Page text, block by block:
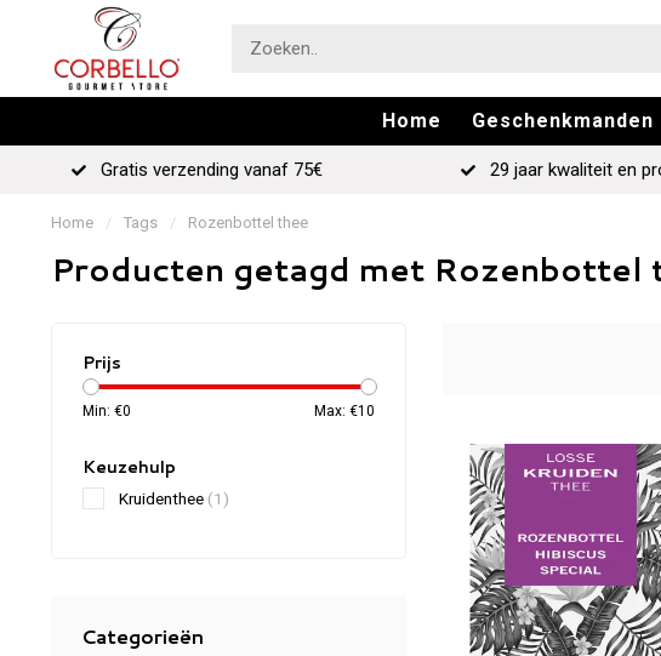
Home Geschenkmanden
Gratis verzending vanaf 75€ 29 jaar kwaliteit en
Home / Tags / Rozenbottel thee
Producten getagd met Rozenbottel
Prijs
Min: €0 Max: €10
Keuzehulp
Kruidenthee (1)
Categorieën